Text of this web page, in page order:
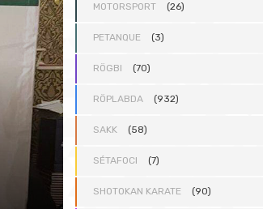
MOTORSPORT (26)
PETANQUE (3)
RÖGBI (70)
RÖPLABDA (932)
SAKK (58)
SÉTAFOCI (7)
SHOTOKAN KARATE (90)